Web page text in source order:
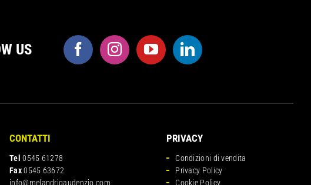
US
CONTATTI
Tel 0545 61278
Fax0545 63672
info@melandrigaudenzio.com
PRIVACY
Condizioni di vendita
Privacy Policy
Cookie Policy